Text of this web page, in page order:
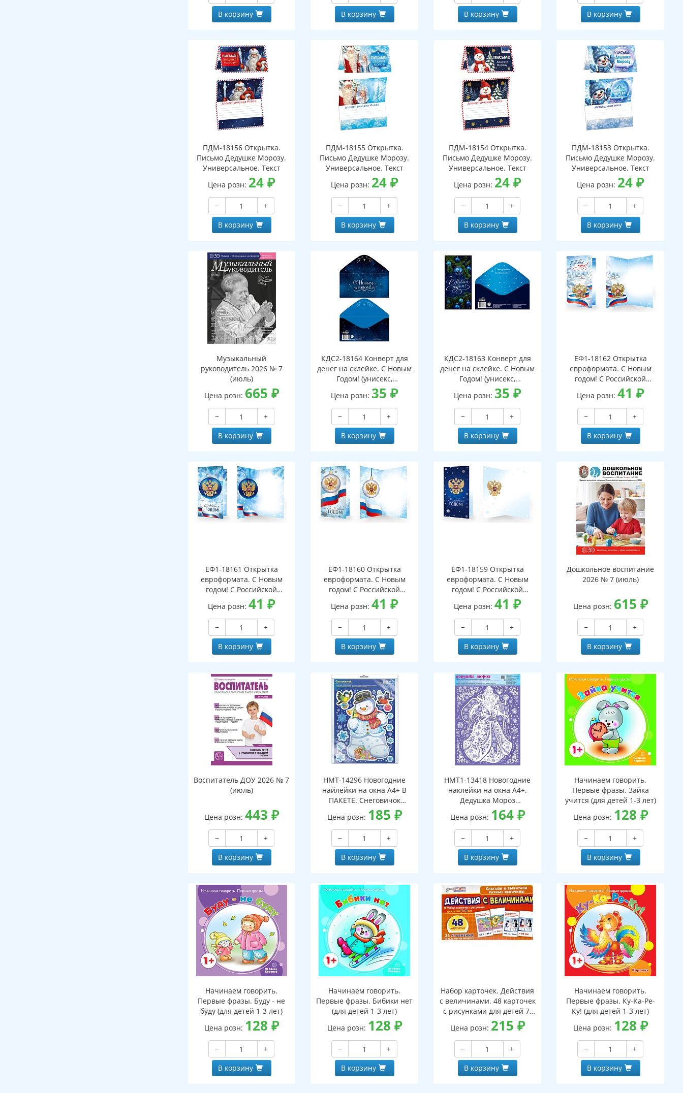
В корзину
В корзину
В корзину
В корзину
ПДМ-18156 Открытка.
Письмо Дедушке Морозу.
Универсальное. Текст
Цена розн: 24₽
−
+
В корзину
ПДМ-18155 Открытка.
Письмо Дедушке Морозу.
Универсальное. Текст
Цена розн: 24₽
−
+
В корзину
ПДМ-18154 Открытка.
Письмо Дедушке Морозу.
Универсальное. Текст
Цена розн: 24₽
−
+
В корзину
ПДМ-18153 Открытка.
Письмо Дедушке Морозу.
Универсальное. Текст
Цена розн: 24₽
−
+
В корзину
Музыкальный
руководитель 2026 № 7
(июль)
Цена розн: 665 ₽
−
+
В корзину
КДС2-18164 Конверт для
денег на склейке. С Новым
Годом! (унисекс,
серебряная фольга)
Цена розн: 35₽
−
+
В корзину
КДС2-18163 Конверт для
денег на склейке. С Новым
Годом! (унисекс,
серебряная фольга)
Цена розн: 35₽
−
+
В корзину
ЕФ1-18162 Открытка
евроформата. С Новым
годом! С Российской
символикой. Без текста
(серебряная фольга)
Цена розн:41₽
−
+
В корзину
ЕФ1-18161 Открытка
евроформата. С Новым
годом! С Российской
символикой. Без текста
(серебряная фольга)
Цена розн:41₽
−
+
В корзину
ЕФ1-18160 Открытка
евроформата. С Новым
годом! С Российской
символикой. Без текста
(серебряная фольга)
Цена розн:41₽
−
+
В корзину
ЕФ1-18159 Открытка
евроформата. С Новым
годом! С Российской
символикой. Без текста
(серебряная фольга)
Цена розн:41₽
−
+
В корзину
Дошкольное воспитание
2026 № 7 (июль)
Цена розн: 615 ₽
−
+
В корзину
Воспитатель ДОУ 2026 № 7
(июль)
Цена розн: 443 ₽
−
+
В корзину
НМТ-14296 Новогодние
найлейки на окна А4+ В
ПАКЕТЕ. Снеговичок
(серебряная
металлизация,
многоразовые)
Цена розн: 185 ₽
−
+
В корзину
НМТ1-13418 Новогодние
наклейки на окна А4+.
Дедушка Мороз
(пластизоль,
многоразовые)
Цена розн: 164₽
−
+
В корзину
Начинаем говорить.
Первые фразы. Зайка
учится (для детей 1-3 лет)
Цена розн: 128 ₽
−
+
В корзину
Начинаем говорить.
Первые фразы. Буду - не
буду (для детей 1-3 лет)
Цена розн: 128 ₽
−
+
В корзину
Начинаем говорить.
Первые фразы. Бибики нет
(для детей 1-3 лет)
Цена розн: 128 ₽
−
+
В корзину
Набор карточек. Действия
с величинами. 48 карточек
с рисунками для детей 7-
9лет. 24 уравнения с
заданиями на обороте
Цена розн: 215 ₽
−
+
В корзину
Начинаем говорить.
Первые фразы. Ку-Ка-Ре-
Ку! (для детей 1-3 лет)
Цена розн: 128 ₽
−
+
В корзину